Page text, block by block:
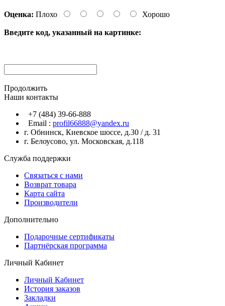
Оценка: Плохо Хорошо
Введите код, указанный на картинке:
Продолжить
Наши контакты
+7 (484) 39-66-888
Email : profil66888@yandex.ru
г. Обнинск, Киевское шоссе, д.30 / д. 31
г. Белоусово, ул. Московская, д.118
Служба поддержки
Связаться с нами
Возврат товара
Карта сайта
Производители
Дополнительно
Подарочные сертификаты
Партнёрская программа
Личный Кабинет
Личный Кабинет
История заказов
Закладки